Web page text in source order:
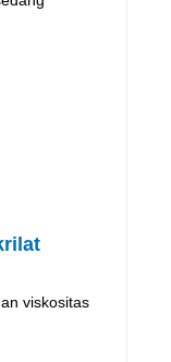
viskositas